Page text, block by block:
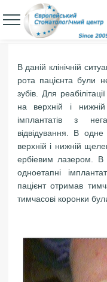
В даній клінічній
рота пацієнта були
зубів. Для
на верхній і
імплантатів з
відвідування. В
верхній і нижній
ербіевим лазером. В
одноетапні
пацієнт отримав
тимчасові коронки